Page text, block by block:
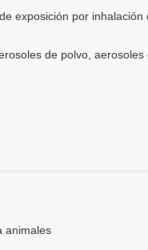
exposición por
de polvo, aerosoles
animales